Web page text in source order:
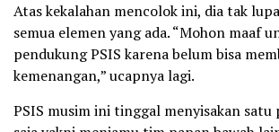
Atas kekalahan mencolok ini, dia tak
semua elemen yang ada. “Mohon maaf
pendukung PSIS karena belum bisa
kemenangan,” ucapnya lagi.
PSIS musim ini tinggal menyisakan